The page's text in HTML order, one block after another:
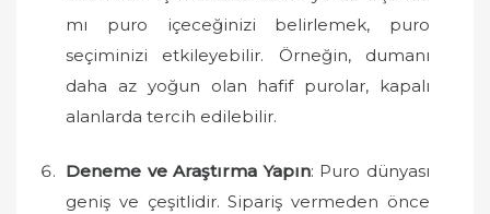
mı puro içeceğinizi belirlemek, puro
seçiminizi etkileyebilir. Örneğin, dumanı
daha az yoğun olan hafif purolar, kapalı
alanlarda tercih edilebilir.
Deneme ve Araştırma Yapın: Puro dünyası
geniş ve çeşitlidir. Sipariş vermeden önce